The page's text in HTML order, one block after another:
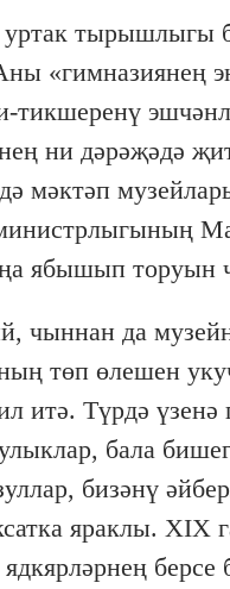
тырышлыгы
«гимназиянең
тикшеренү
ни дәрәҗәдә
мәктәп
ябышып торуын
чыннан да
төп өлешен
итә. Түрдә үзенә
бала
бизәнү
яраклы. ХIX
берсе